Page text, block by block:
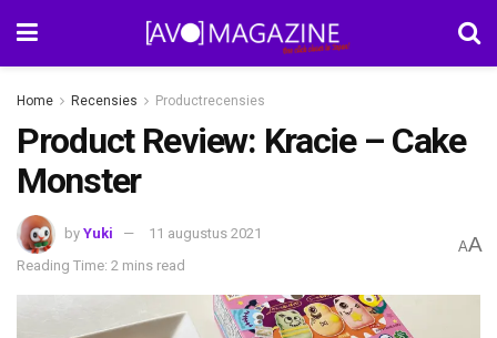
Home Recensies Productrecensies
Product Review: Kracie – Cake
Monster
by Yuki
11 augustus 2021
Reading Time: 2 mins read
AA